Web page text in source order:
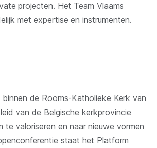
projecten. Het Team Vlaams
met expertise en instrumenten.
de Rooms-Katholieke Kerk van
van de Belgische kerkprovincie
te valoriseren en naar nieuwe vormen
staat het Platform